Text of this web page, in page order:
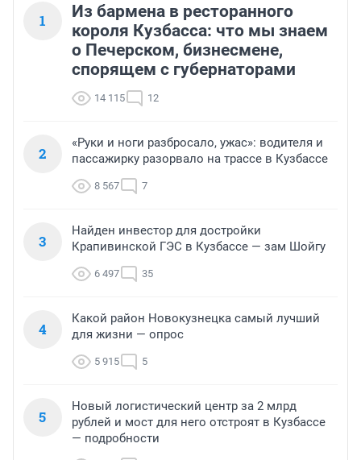
1
Из бармена в ресторанного
короля Кузбасса: что мы знаем
о Печерском, бизнесмене,
спорящем с губернаторами
14 115 12
2
«Руки и ноги разбросало, ужас»: водителя и
пассажирку разорвало на трассе в Кузбассе
8 567 7
3
Найден инвестор для достройки
Крапивинской ГЭС в Кузбассе — зам Шойгу
6 497 35
4
Какой район Новокузнецка самый лучший
для жизни — опрос
5 915 5
5
Новый логистический центр за 2 млрд
рублей и мост для него отстроят в Кузбассе
— подробности